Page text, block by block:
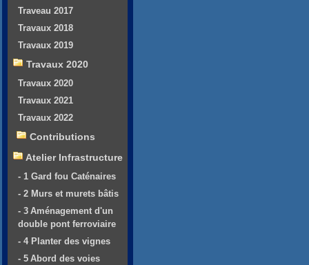
Traveau 2017
Travaux 2018
Travaux 2019
Travaux 2020
Travaux 2020
Travaux 2021
Travaux 2022
Contributions
Atelier Infrastructure
- 1 Gard fou Caténaires
- 2 Murs et murets bâtis
- 3 Aménagement d'un
double pont ferroviaire
- 4 Planter des vignes
- 5 Abord des voies